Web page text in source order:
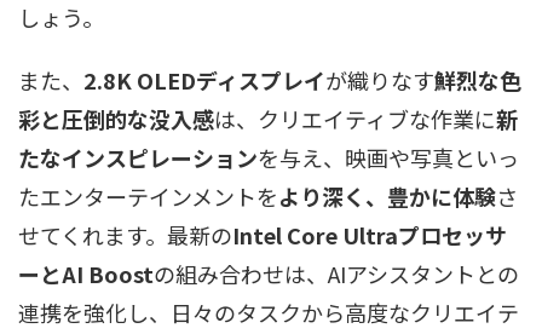
しょう。
また、 2.8K OLEDディスプレイが織りなす鮮烈な色
彩と圧倒的な没入感は、クリエイティブな作業に新
たなインスピレーションを与え、映画や写真といっ
たエンターテインメントをより深く、豊かに体験さ
せてくれます。最新のIntel Core Ultraプロセッサ
ーとAI Boostの組み合わせは、AIアシスタントとの
連携を強化し、日々のタスクから高度なクリエイテ